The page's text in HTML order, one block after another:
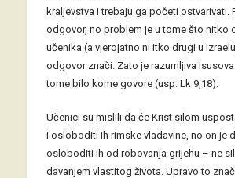
kraljevstva i trebaju ga početi ostvarivati.
odgovor, no problem je u tome što nitko
učenika (a vjerojatno ni itko drugi u
odgovor znači. Zato je razumljiva
tome bilo kome govore (usp. Lk 9,18).
Učenici su mislili da će Krist silom
i osloboditi ih rimske vladavine, no on je
osloboditi ih od robovanja grijehu – ne
davanjem vlastitog života. Upravo to